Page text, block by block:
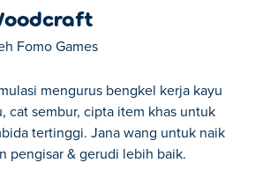
Fomo Games
mengurus bengkel kerja kayu
cat sembur, cipta item khas untuk
tertinggi. Jana wang untuk naik
pengisar & gerudi lebih baik.